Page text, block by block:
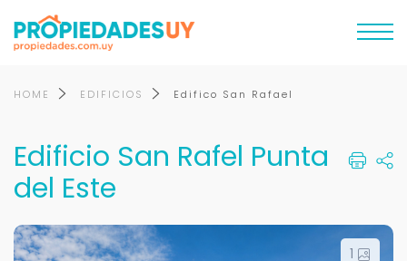
HOME EDIFICIOS Edifico San Rafael
Edificio San Rafel Punta
del Este
1